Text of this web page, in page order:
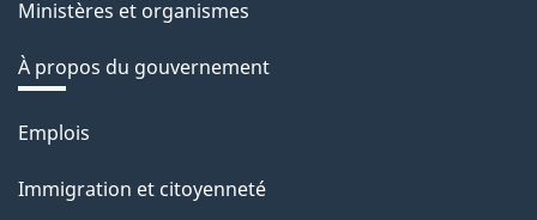
Ministères et organismes
À propos du gouvernement
Thèmes
sujets
Emplois
Immigration et citoyenneté